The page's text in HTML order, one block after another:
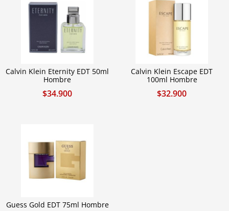
Calvin Klein Eternity EDT 50ml
Hombre
$34.900
Calvin Klein Escape EDT
100ml Hombre
$32.900
Guess Gold EDT 75ml Hombre